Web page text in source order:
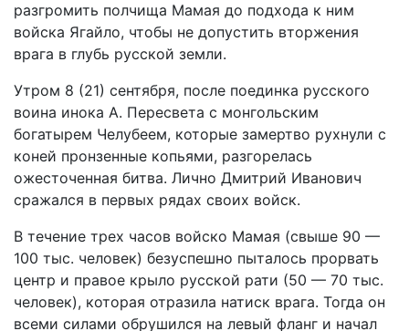
разгромить полчища Мамая до подхода к ним
войска Ягайло, чтобы не допустить вторжения
врага в глубь русской земли.
Утром 8 (21) сентября, после поединка русского
воина инока А. Пересвета с монгольским
богатырем Челубеем, которые замертво рухнули с
коней пронзенные копьями, разгорелась
ожесточенная битва. Лично Дмитрий Иванович
сражался в первых рядах своих войск.
В течение трех часов войско Мамая (свыше 90 —
100 тыс. человек) безуспешно пыталось прорвать
центр и правое крыло русской рати (50 — 70 тыс.
человек), которая отразила натиск врага. Тогда он
всеми силами обрушился на левый фланг и начал